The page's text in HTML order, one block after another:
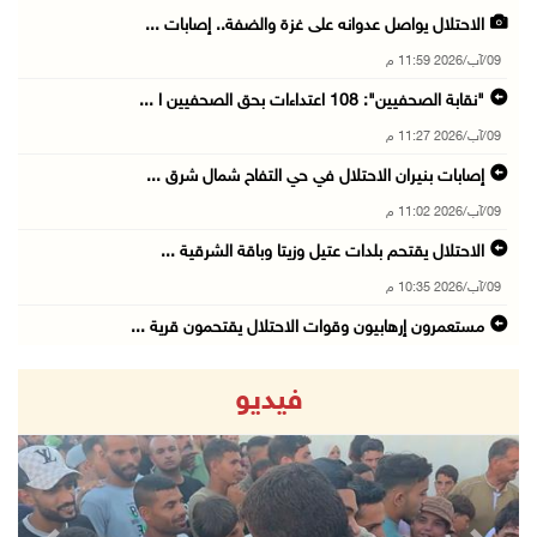
الاحتلال يواصل عدوانه على غزة والضفة.. إصابات ...
09/آب/2026 11:59 م
"نقابة الصحفيين": 108 اعتداءات بحق الصحفيين ا ...
09/آب/2026 11:27 م
إصابات بنيران الاحتلال في حي التفاح شمال شرق ...
09/آب/2026 11:02 م
الاحتلال يقتحم بلدات عتيل وزيتا وباقة الشرقية ...
09/آب/2026 10:35 م
مستعمرون إرهابيون وقوات الاحتلال يقتحمون قرية ...
قصف مدفعي للاحتلال وإطلاق نار كثيف شمال ووسط ...
09/آب/2026 10:25 م
الاحتلال يقتحم المزرعة الغربية
09/آب/2026 10:18 م
فيديو